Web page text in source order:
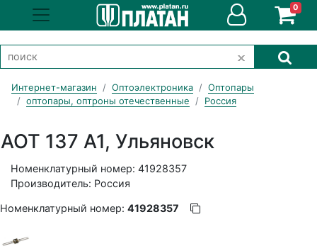
0
Интернет-магазин Оптоэлектроника
Оптопары
оптопары, оптроны отечественные
Россия
АОТ 137 А1, Ульяновск
Номенклатурный номер: 41928357
Производитель: Россия
Номенклатурный номер: 41928357